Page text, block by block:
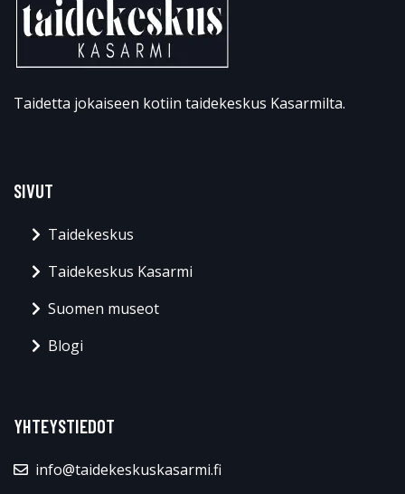
Taidetta jokaiseen kotiin taidekeskus Kasarmilta.
SIVUT
Taidekeskus
Taidekeskus Kasarmi
Suomen museot
Blogi
YHTEYSTIEDOT
info@taidekeskuskasarmi.fi